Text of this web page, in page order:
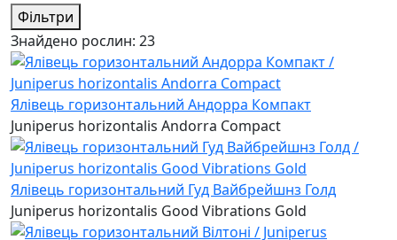
Фільтри
Знайдено рослин: 23
Ялівець горизонтальний Андорра Компакт
Juniperus horizontalis Andorra Compact
Ялівець горизонтальний Гуд Вайбрейшнз Голд
Juniperus horizontalis Good Vibrations Gold